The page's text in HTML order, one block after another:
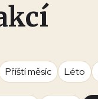
Příští měsíc Léto